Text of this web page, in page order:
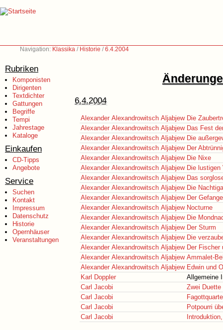
Navigation: Klassika / Historie /6.4.2004
Rubriken
Komponisten
Dirigenten
Textdichter
Gattungen
Begriffe
Tempi
Jahrestage
Kataloge
Einkaufen
CD-Tipps
Angebote
Service
Suchen
Kontakt
Impressum
Datenschutz
Historie
Opernhäuser
Veranstaltungen
6.4.2004
Alexander Alexandrowitsch Aljabjew Die
Alexander Alexandrowitsch Aljabjew Das Fest
Alexander Alexandrowitsch Aljabjew Die
Alexander Alexandrowitsch Aljabjew Der
Alexander Alexandrowitsch Aljabjew Die Nixe
Alexander Alexandrowitsch Aljabjew Die lustigen
Alexander Alexandrowitsch Aljabjew Das
Alexander Alexandrowitsch Aljabjew Die
Alexander Alexandrowitsch Aljabjew Der
Alexander Alexandrowitsch Aljabjew Nocturne
Alexander Alexandrowitsch Aljabjew Die
Alexander Alexandrowitsch Aljabjew Der Sturm
Alexander Alexandrowitsch Aljabjew Die
Alexander Alexandrowitsch Aljabjew Der Fischer
Alexander Alexandrowitsch Aljabjew Ammalet-
Alexander Alexandrowitsch Aljabjew Edwin und
Karl Doppler
Allgemeine
Carl Jacobi
Zwei
Carl Jacobi
Carl Jacobi
Potpourri
Carl Jacobi